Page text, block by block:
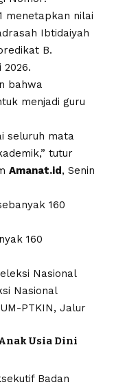
menetapkan nilai
Ibtidaiyah
B.
bahwa
menjadi guru
seluruh mata
tutur
Amanat.id, Senin
160
160
Nasional
Nasional
PTKIN, Jalur
Usia Dini
Badan